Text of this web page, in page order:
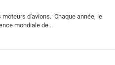
Chaque année, le
mondiale de...